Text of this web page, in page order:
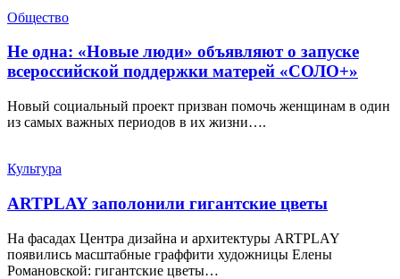
Общество
Не одна: «Новые люди» объявляют о запуске
всероссийской поддержки матерей «СОЛО+»
Новый социальный проект призван помочь женщинам в один
из самых важных периодов в их жизни….
Культура
ARTPLAY заполонили гигантские цветы
На фасадах Центра дизайна и архитектуры ARTPLAY
появились масштабные граффити художницы Елены
Романовской: гигантские цветы…